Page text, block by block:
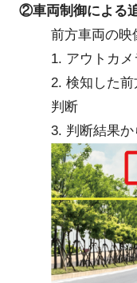
②車両制御による
前方車両の映
1. アウトカ
2. 検知した
判断
3. 判断結果